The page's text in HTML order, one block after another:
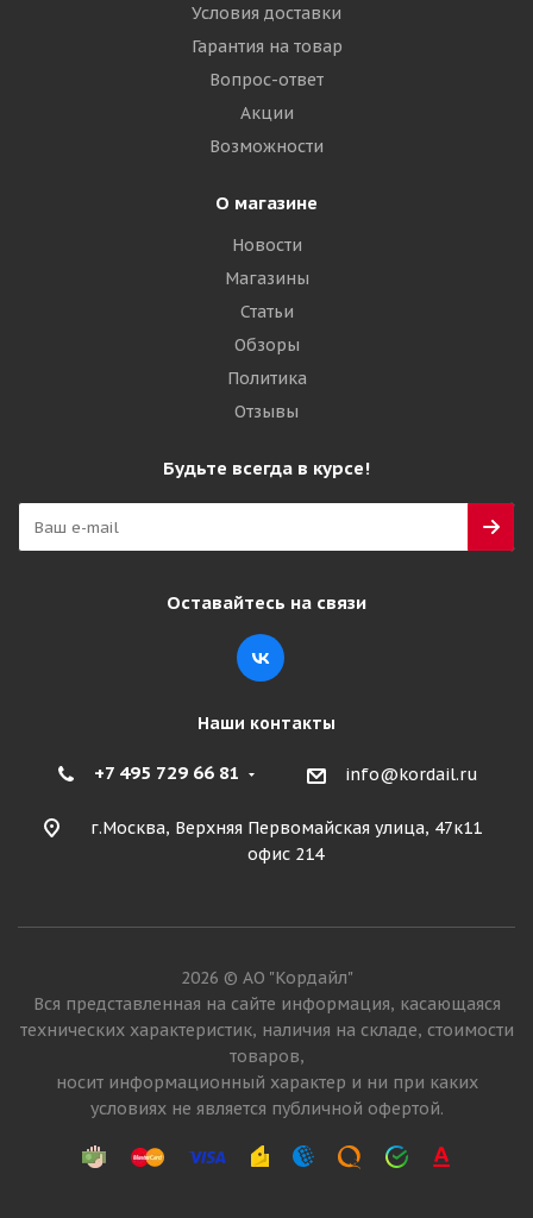
Условия доставки
Гарантия на товар
Вопрос-ответ
Акции
Возможности
О магазине
Новости
Магазины
Статьи
Обзоры
Политика
Отзывы
Будьте всегда в курсе!
Оставайтесь на связи
Наши контакты
+7 495 729 66 81 info@kordail.ru
г.Москва, Верхняя Первомайская улица, 47к11
офис 214
2026 © АО "Кордайл"
Вся представленная на сайте информация, касающаяся
технических характеристик, наличия на складе, стоимости
товаров,
носит информационный характер и ни при каких
условиях не является публичной офертой.